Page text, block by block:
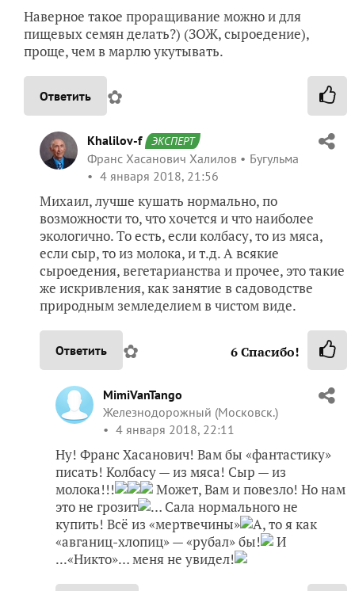
Наверное такое проращивание можно и для
пищевых семян делать?) (ЗОЖ, сыроедение),
проще, чем в марлю укутывать.
Ответить ✿
Khalilov-f ЭКСПЕРТ
Франс Хасанович Халилов
Бугульма
4 января 2018, 21:56
Михаил, лучше кушать нормально, по
возможности то, что хочется и что наиболее
экологично. То есть, если колбасу, то из мяса,
если сыр, то из молока, и т.д. А всякие
сыроедения, вегетарианства и прочее, это такие
же искривления, как занятие в садоводстве
природным земледелием в чистом виде.
Ответить ✿ 6Спасибо!
MimiVanTango
Железнодорожный (Московск.)
4 января 2018, 22:11
Ну! Франс Хасанович! Вам бы «фантастику»
писать! Колбасу — из мяса! Сыр — из
молока!!!
Может, Вам и повезло! Но нам
это не грозит
… Сала нормального не
купить! Всё из «мертвечины»
А, то я как
«авганиц-хлопиц» — «рубал» бы!
И
...«Никто»… меня не увидел!